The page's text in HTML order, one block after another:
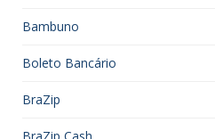
Bambuno
Boleto Bancário
BraZip